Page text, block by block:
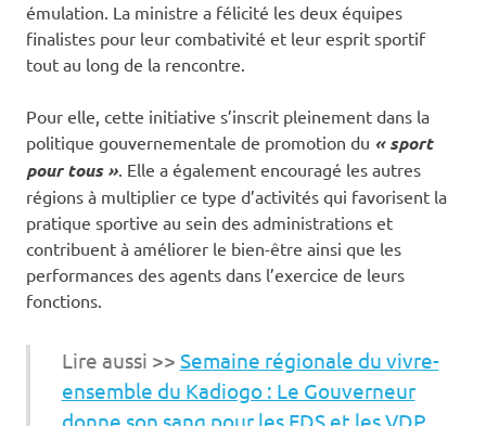
émulation. La ministre a félicité les deux équipes
finalistes pour leur combativité et leur esprit sportif
tout au long de la rencontre.
Pour elle, cette initiative s’inscrit pleinement dans la
politique gouvernementale de promotion du « sport
pour tous ». Elle a également encouragé les autres
régions à multiplier ce type d’activités qui favorisent la
pratique sportive au sein des administrations et
contribuent à améliorer le bien-être ainsi que les
performances des agents dans l’exercice de leurs
fonctions.
Lire aussi >> Semaine régionale du vivre-
ensemble du Kadiogo : Le Gouverneur
donne son sang pour les FDS et les VDP